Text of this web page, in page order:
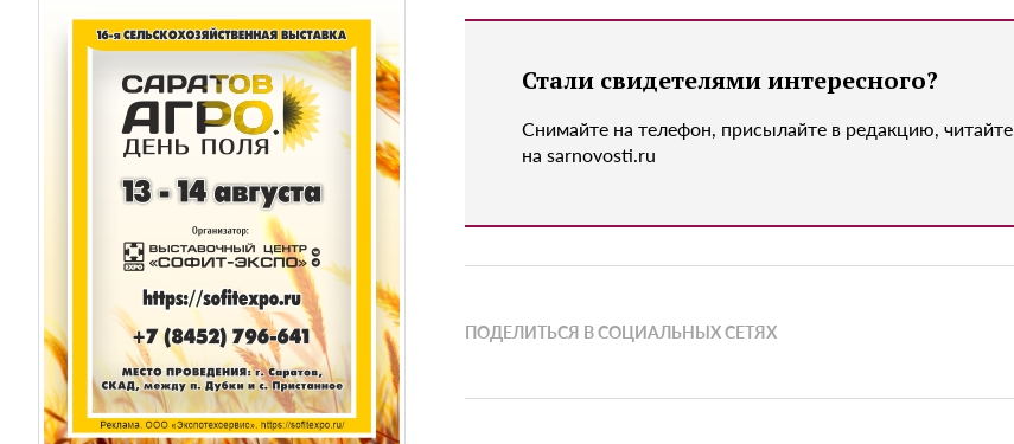
Стали свидетелями интересного?
Снимайте на телефон, присылайте в редакцию, читайте
на sarnovosti.ru
ПОДЕЛИТЬСЯ В СОЦИАЛЬНЫХ СЕТЯХ